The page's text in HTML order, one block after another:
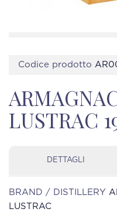
Codice prodotto
LUSTRAC
DETTAGLI
BRAND / DISTILLERY
LUSTRAC